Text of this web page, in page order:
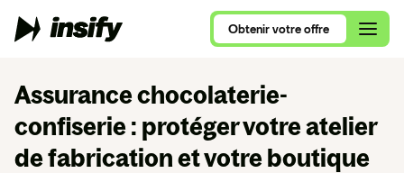
Qui sommes-nous ?
Alimentation et Restauration
Obtenir votre offre
Assurance chocolaterie-
confiserie: protéger votre atelier
de fabrication et votre boutique